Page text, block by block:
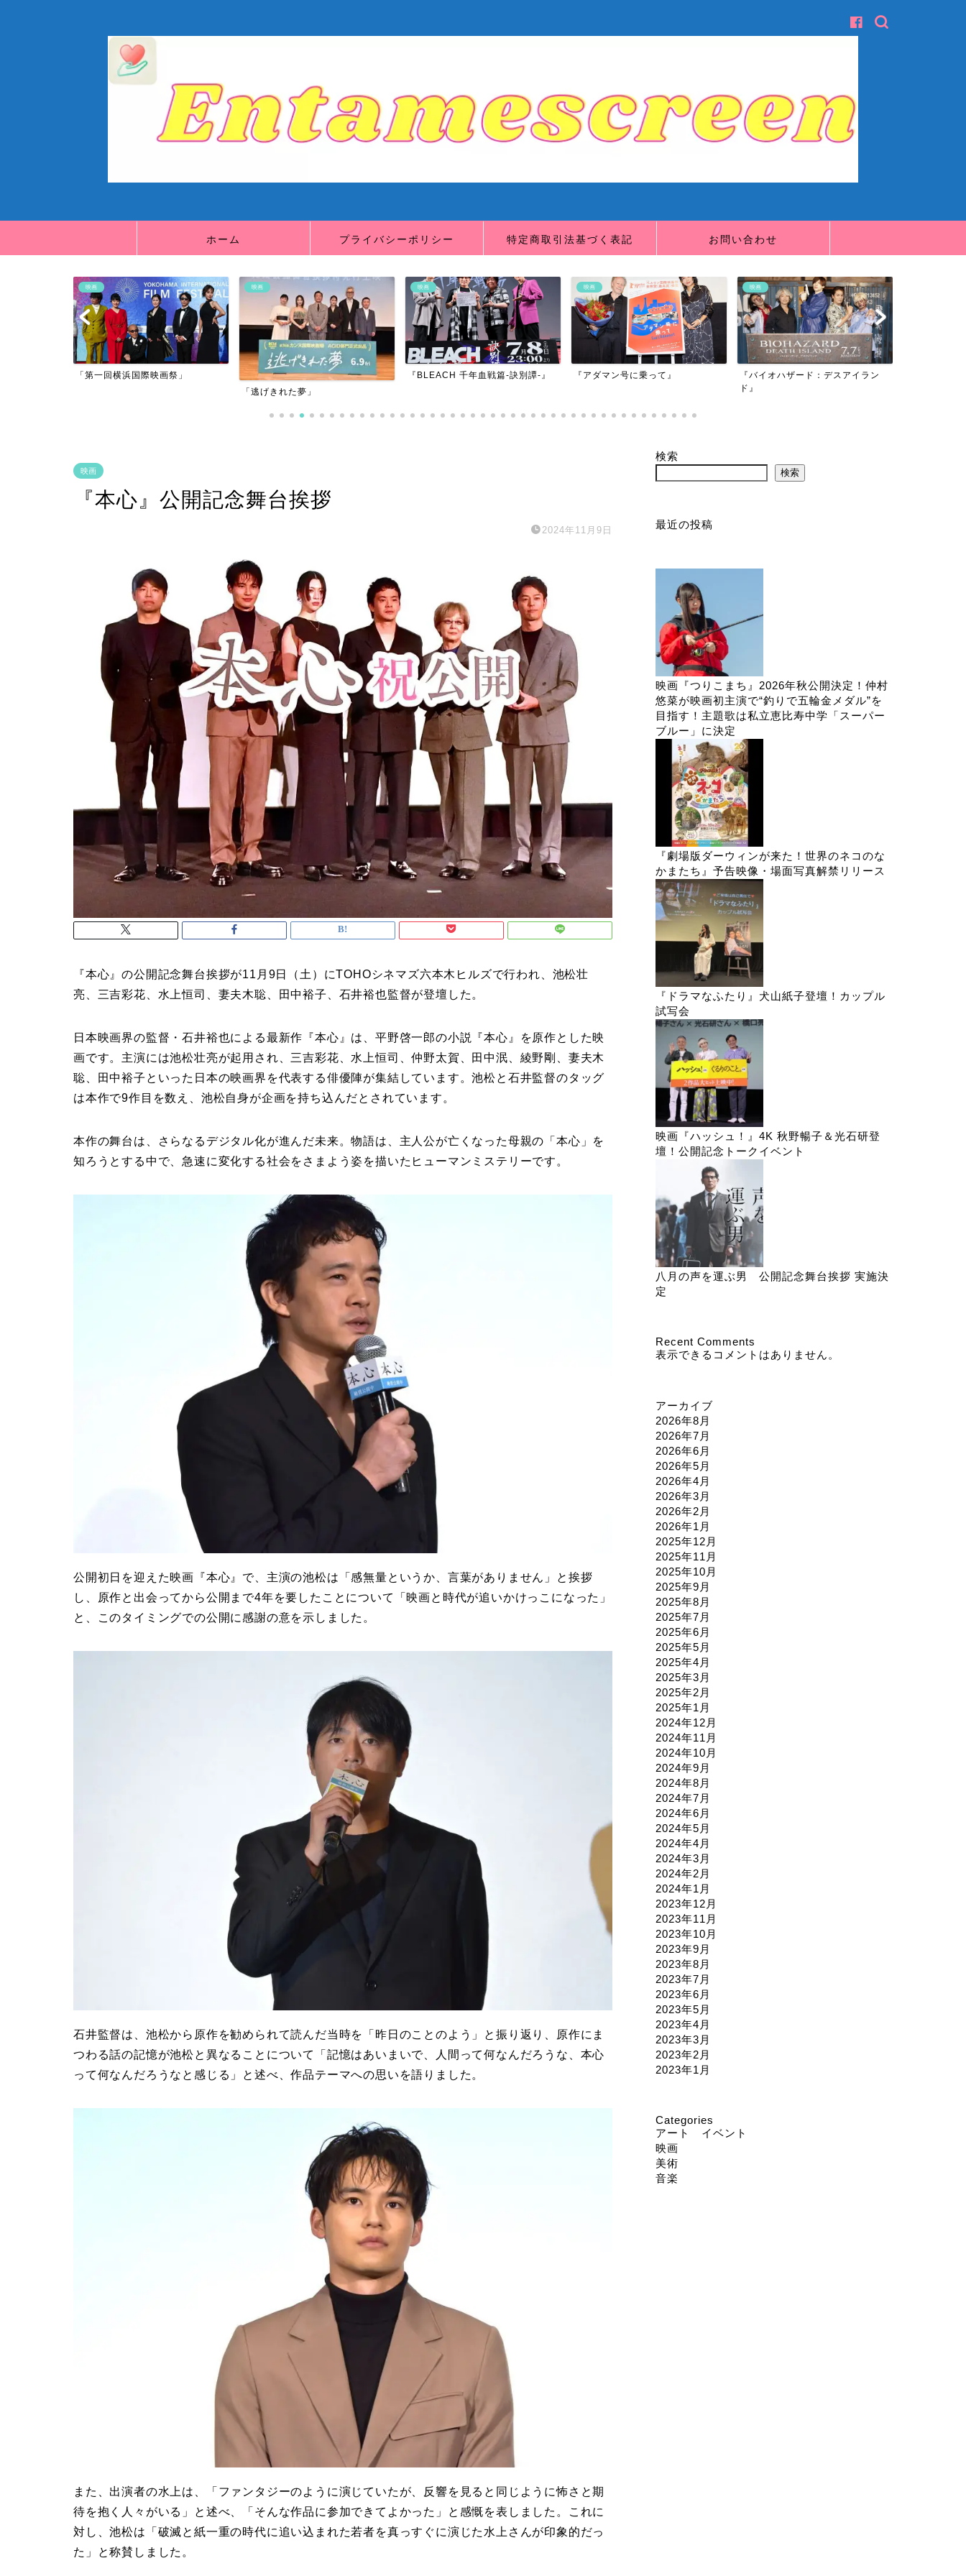
ホーム プライバシーポリシー 特定商取引法基づく表記 お問い合わせ
映画
「第一回横浜国際映画祭」
映画
「逃げきれた夢」
映画
『BLEACH 千年血戦篇-訣別譚-』
映画
『アダマン号に乗って』
映画
『バイオハザード：デスアイラン
ド』
映画
『本心』公開記念舞台挨拶
2024年11月9日
『本心』の公開記念舞台挨拶が11月9日（土）にTOHOシネマズ六本木ヒルズで行われ、池松壮
亮、三吉彩花、水上恒司、妻夫木聡、田中裕子、石井裕也監督が登壇した。
日本映画界の監督・石井裕也による最新作『本心』は、平野啓一郎の小説『本心』を原作とした映
画です。主演には池松壮亮が起用され、三吉彩花、水上恒司、仲野太賀、田中泯、綾野剛、妻夫木
聡、田中裕子といった日本の映画界を代表する俳優陣が集結しています。池松と石井監督のタッグ
は本作で9作目を数え、池松自身が企画を持ち込んだとされています。
本作の舞台は、さらなるデジタル化が進んだ未来。物語は、主人公が亡くなった母親の「本心」を
知ろうとする中で、急速に変化する社会をさまよう姿を描いたヒューマンミステリーです。
公開初日を迎えた映画『本心』で、主演の池松は「感無量というか、言葉がありません」と挨拶
し、原作と出会ってから公開まで4年を要したことについて「映画と時代が追いかけっこになった」
と、このタイミングでの公開に感謝の意を示しました。
石井監督は、池松から原作を勧められて読んだ当時を「昨日のことのよう」と振り返り、原作にま
つわる話の記憶が池松と異なることについて「記憶はあいまいで、人間って何なんだろうな、本心
って何なんだろうなと感じる」と述べ、作品テーマへの思いを語りました。
また、出演者の水上は、「ファンタジーのように演じていたが、反響を見ると同じように怖さと期
待を抱く人々がいる」と述べ、「そんな作品に参加できてよかった」と感慨を表しました。これに
対し、池松は「破滅と紙一重の時代に追い込まれた若者を真っすぐに演じた水上さんが印象的だっ
た」と称賛しました。
検索
検索
最近の投稿
映画『つりこまち』2026年秋公開決定！仲村
悠菜が映画初主演で“釣りで五輪金メダル”を
目指す！主題歌は私立恵比寿中学「スーパー
ブルー」に決定
『劇場版ダーウィンが来た！世界のネコのな
かまたち』予告映像・場面写真解禁リリース
『ドラマなふたり』犬山紙子登壇！カップル
試写会
映画『ハッシュ！』4K 秋野暢子＆光石研登
壇！公開記念トークイベント
八月の声を運ぶ男 公開記念舞台挨拶 実施決
定
Recent Comments
表示できるコメントはありません。
アーカイブ
2026年8月
2026年7月
2026年6月
2026年5月
2026年4月
2026年3月
2026年2月
2026年1月
2025年12月
2025年11月
2025年10月
2025年9月
2025年8月
2025年7月
2025年6月
2025年5月
2025年4月
2025年3月
2025年2月
2025年1月
2024年12月
2024年11月
2024年10月
2024年9月
2024年8月
2024年7月
2024年6月
2024年5月
2024年4月
2024年3月
2024年2月
2024年1月
2023年12月
2023年11月
2023年10月
2023年9月
2023年8月
2023年7月
2023年6月
2023年5月
2023年4月
2023年3月
2023年2月
2023年1月
Categories
アート イベント
映画
美術
音楽